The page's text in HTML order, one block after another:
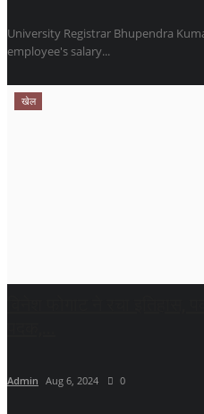
University Registrar Bhupendra
employee's salary...
खेल
Admin Aug 6, 2024 0